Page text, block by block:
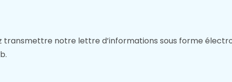
transmettre notre lettre d’informations sous forme